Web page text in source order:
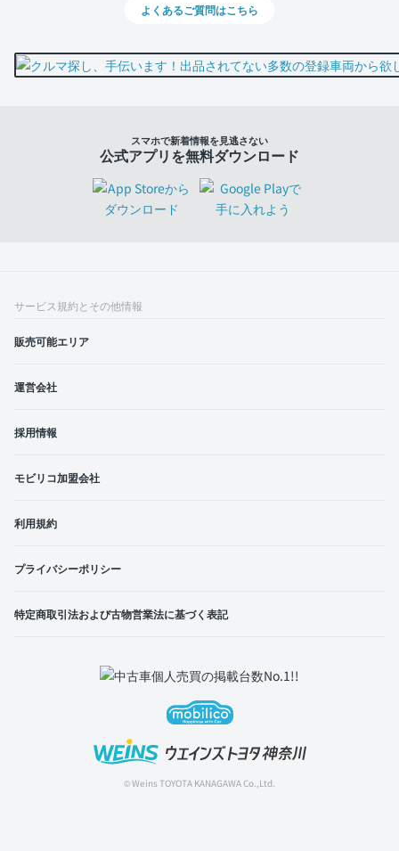
よくあるご質問はこちら
スマホで新着情報を見逃さない
公式アプリを無料ダウンロード
サービス規約とその他情報
販売可能エリア
運営会社
採用情報
モビリコ加盟会社
利用規約
プライバシーポリシー
特定商取引法および古物営業法に基づく表記
© Weins TOYOTA KANAGAWA Co.,Ltd.